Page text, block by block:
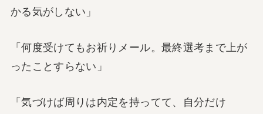
かる気がしない」
「何度受けてもお祈りメール。最終選考まで上が
ったことすらない」
「気づけば周りは内定を持ってて、自分だけ